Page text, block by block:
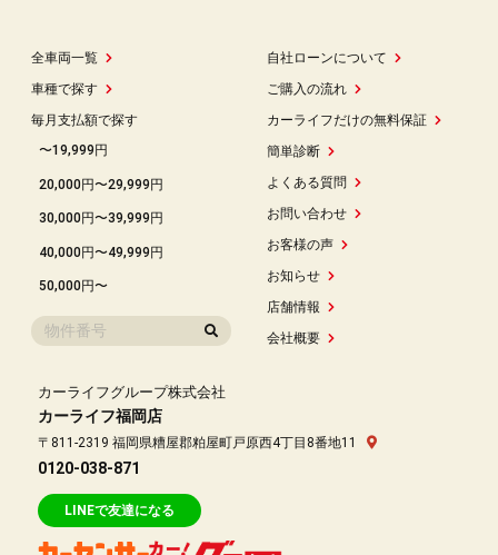
全車両一覧
車種で探す
毎月支払額で探す
〜19,999円
20,000円〜29,999円
30,000円〜39,999円
40,000円〜49,999円
50,000円〜
自社ローンについて
ご購入の流れ
カーライフだけの無料保証
簡単診断
よくある質問
お問い合わせ
お客様の声
お知らせ
店舗情報
会社概要
カーライフグループ株式会社
カーライフ福岡店
〒811-2319 福岡県糟屋郡粕屋町戸原西4丁目8番地11
0120-038-871
LINEで友達になる